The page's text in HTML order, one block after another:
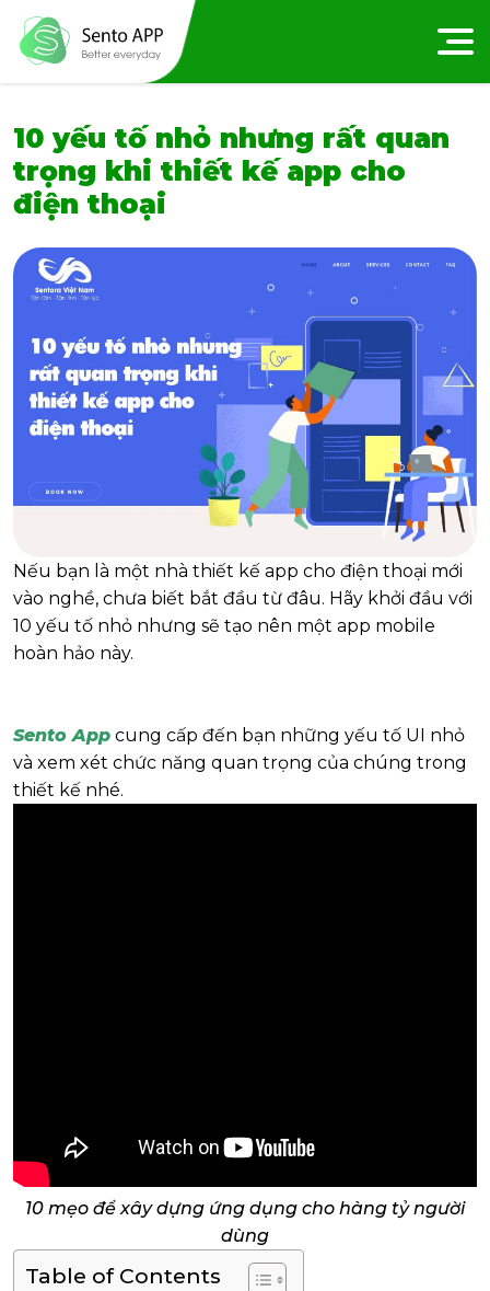
10 yếu tố nhỏ nhưng rất quan
trọng khi thiết kế app cho
điện thoại
Nếu bạn là một nhà thiết kế app cho điện thoại mới
vào nghề, chưa biết bắt đầu từ đâu. Hãy khởi đầu với
10 yếu tố nhỏ nhưng sẽ tạo nên một app mobile
hoàn hảo này.
Sento App cung cấp đến bạn những yếu tố UI nhỏ
và xem xét chức năng quan trọng của chúng trong
thiết kế nhé.
10 mẹo để xây dựng ứng dụng cho hàng tỷ người
dùng
Table of Contents